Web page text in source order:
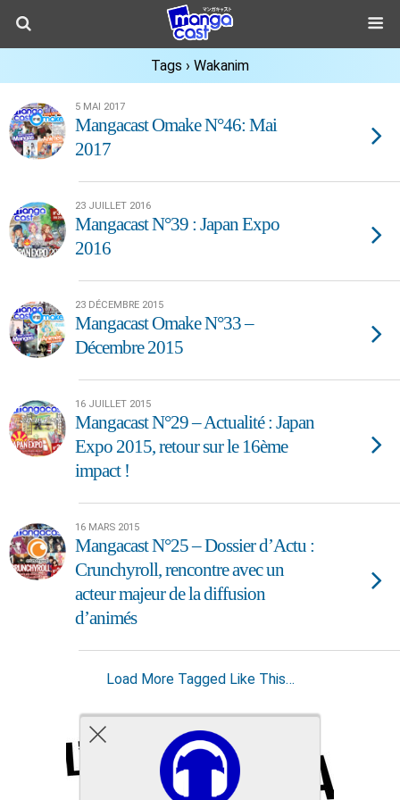
Tags › Wakanim
5 MAI 2017
Mangacast Omake N°46: Mai
2017
23 JUILLET 2016
Mangacast N°39 : Japan Expo
2016
23 DÉCEMBRE 2015
Mangacast Omake N°33 –
Décembre 2015
16 JUILLET 2015
Mangacast N°29 – Actualité : Japan
Expo 2015, retour sur le 16ème
impact !
16 MARS 2015
Mangacast N°25 – Dossier d’Actu :
Crunchyroll, rencontre avec un
acteur majeur de la diffusion
d’animés
Load More Tagged Like This…